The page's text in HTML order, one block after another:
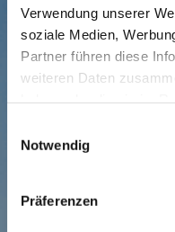
Verwendung unserer
soziale Medien,
Partner führen diese
weiteren Daten
Notwendig
Präferenzen